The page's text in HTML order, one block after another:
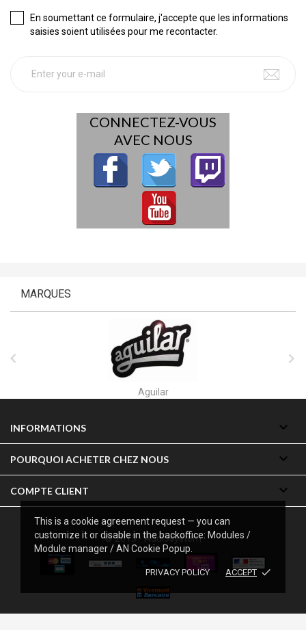
This is a cookie agreement request — you can
customize it or disable in the backoffice: Modules /
Module manager / AN Cookie Popup.
PRIVACY POLICY ACCEPT done
En soumettant ce formulaire, j'accepte que les informations
saisies soient utilisées pour me recontacter.
CONNECTEZ-VOUS
AVEC NOUS
MARQUES

Akai

INFORMATIONS 
POURQUOI ACHETER CHEZ NOUS 
COMPTE CLIENT 
© 2013 - Audiosystem